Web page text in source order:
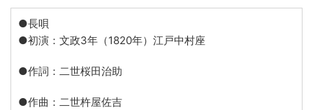
●長唄
●初演：文政3年（1820年）江戸中村座
●作詞：二世桜田治助
●作曲：二世杵屋佐吉